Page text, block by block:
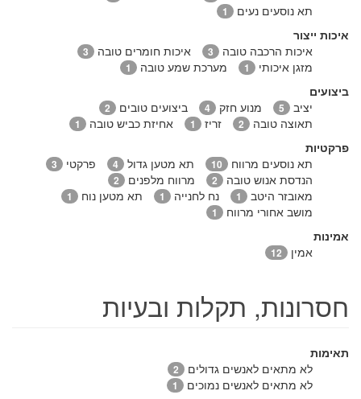
תא נוסעים נעים 1
איכות ייצור
איכות הרכבה טובה
3 איכות חומרים טובה 3
מזגן איכותי 1 מערכת שמע טובה 1
ביצועים
יציב
5 מנוע חזק 4 ביצועים טובים 2
תאוצה טובה 2 זריז 1 אחיזת כביש טובה 1
פרקטיות
תא נוסעים מרווח
10 תא מטען גדול 4 פרקטי 3
הנדסת אנוש טובה 2 מרווח מלפנים 2
מאובזר היטב 1 נח לחנייה 1 תא מטען נוח 1
מושב אחורי מרווח 1
אמינות
אמין
12
חסרונות, תקלות ובעיות
תאימות
לא מתאים לאנשים גדולים
2
לא מתאים לאנשים נמוכים 1